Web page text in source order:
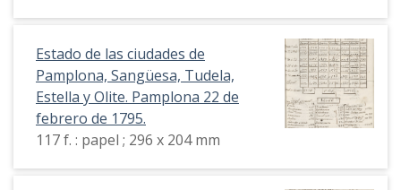
Estado de las ciudades de
Pamplona, Sangüesa, Tudela,
Estella y Olite. Pamplona 22 de
febrero de 1795.
117 f. : papel ; 296 x 204 mm